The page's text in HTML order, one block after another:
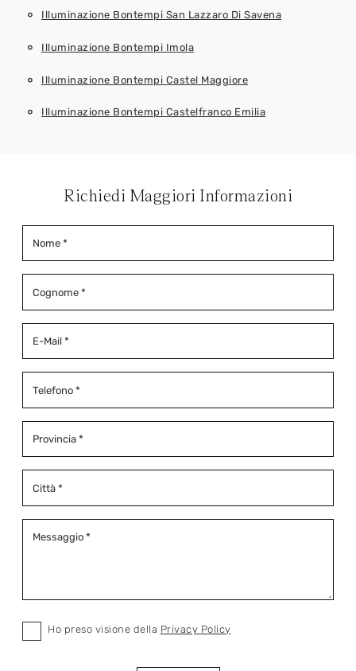
Illuminazione Bontempi San Lazzaro Di Savena
Illuminazione Bontempi Imola
Illuminazione Bontempi Castel Maggiore
Illuminazione Bontempi Castelfranco Emilia
Richiedi Maggiori Informazioni
Ho preso visione della Privacy Policy